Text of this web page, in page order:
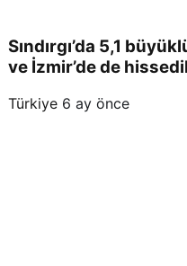
Sındırgı’da 5,1
ve İzmir’de de
Türkiye 6 ay önce